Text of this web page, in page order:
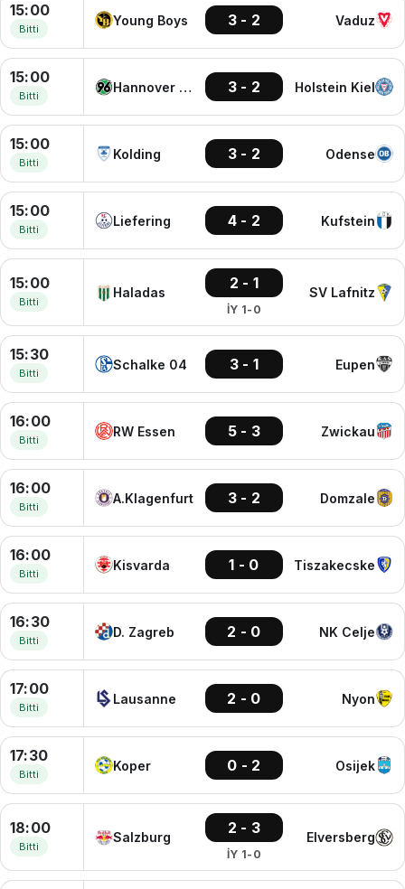
15:00
Bitti
Young Boys 3 - 2 Vaduz
15:00
Bitti
Hannover 96 3 - 2 Holstein Kiel
15:00
Bitti
Kolding 3 - 2 Odense
15:00
Bitti
Liefering 4 - 2 Kufstein
15:00
Bitti
Haladas
2 - 1
İY 1-0
SV Lafnitz
15:30
Bitti
Schalke 04 3 - 1 Eupen
16:00
Bitti
RW Essen 5 - 3 Zwickau
16:00
Bitti
A.Klagenfurt 3 - 2 Domzale
16:00
Bitti
Kisvarda 1 - 0 Tiszakecske
16:30
Bitti
D. Zagreb 2 - 0 NK Celje
17:00
Bitti
Lausanne 2 - 0 Nyon
17:30
Bitti
Koper 0 - 2 Osijek
18:00
Bitti
Salzburg
2 - 3
İY 1-0
Elversberg